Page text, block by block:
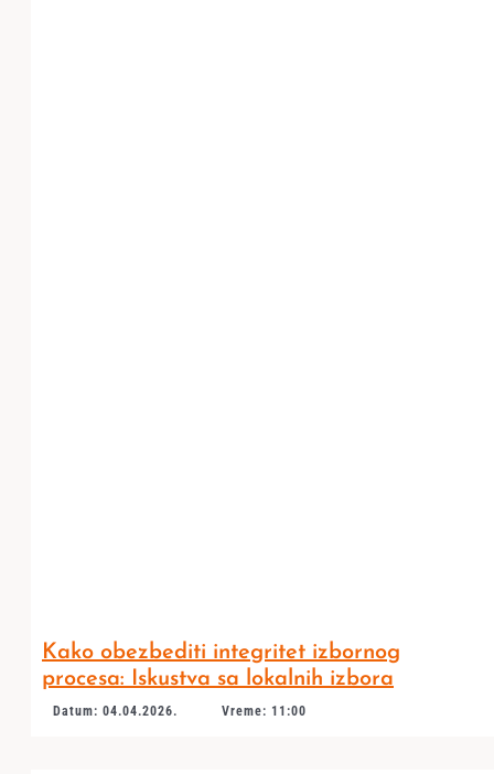
Kako obezbediti integritet izbornog
procesa: Iskustva sa lokalnih izbora
Datum: 04.04.2026. Vreme: 11:00